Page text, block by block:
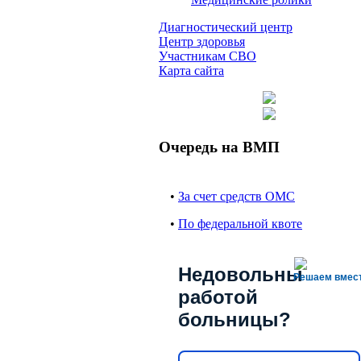
Диагностический центр
Центр здоровья
Участникам СВО
Карта сайта
Очередь на ВМП
• За счет средств ОМС
• По федеральной квоте
Решаем
Недовольны
работой
больницы?